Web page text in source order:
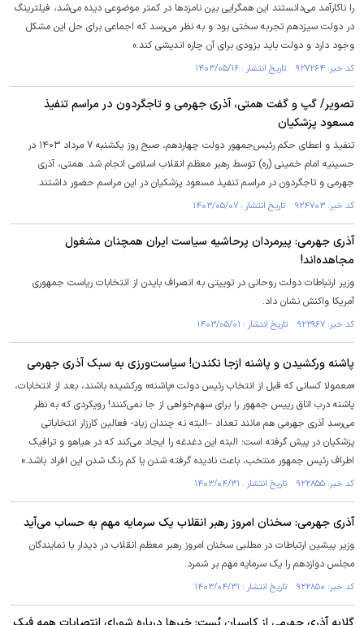
را ناکارآمد می‌دانستند این همگرایی بین نامزد‌ها در کمتر موضوعی دیده می‌شد، فیلترینگ
در دولت سیزدهم تجربه سختی بود و به نظر می‌رسد که اجماعی برای حل این مشکل
وجود دارد و دولت باید بزودی برای آن چاره اندیشی کند.»
کد خبر: ۹۲۷۲۶۴ تاریخ انتشار : ۱۴۰۳/۰۵/۱۶
تصویر/ گپ و گفت همتی، آذری جهرمی و تاجگردون در مراسم تنفیذ
مسعود پزشکیان
تنفیذ و اعطای حکم رئیس‌جمهور دولت چهاردهم، صبح روز یکشنبه ۷ مرداد ۱۴۰۳ در
حسینیه امام خمینی (ره) توسط رهبر معظم انقلاب اسلامی انجام شد. همتی، آذری
جهرمی و تاجگردون در مراسم تنفیذ مسعود پزشکیان در این مراسم حضور داشتند.
کد خبر: ۹۲۴۷۰۳ تاریخ انتشار : ۱۴۰۳/۰۵/۰۷
آذری جهرمی: پیرمردان پرحاشیه سیاست ایران همچنان مشغول
مجاهده‌اند!
وزیر ارتباطات دولت روحانی در توییتی به انصراف بایدن از انتخابات ریاست جمهوری
آمریکا واکنش نشان داد.
کد خبر: ۹۲۲۹۶۷ تاریخ انتشار : ۱۴۰۳/۰۵/۰۱
پاشنه ورکشیدن و پاشنه ازجا نکندن! سیاست‌ورزی به سبک آذری جهرمی
«معمولا کسانی که قبل از انتخاب رئیس دولت «پاشنه» ورکشیده باشند، بعد از انتخابات،
پاشنه درب اتاق رییس جمهور را برای سهم‌خواهی از جا نمی‌کنند! رویکردی که به نظر
می‌رسد آذری جهرمی هم مانند تعداد –البته نه چندان زیاد- فعالین کارزار انتخاباتی
پزشکیان در پیش گرفته است؛ البته این دغدغه را ایجاد می‌کند که در هیاهو و ترافیک
اطراف رئیس جمهور منتخب، باعث نادیده گرفته شدن یا کم رنگ شدن این افراد باشد.»
کد خبر: ۹۲۲۸۵۵ تاریخ انتشار : ۱۴۰۳/۰۴/۳۱
آذری جهرمی: سخنان امروز رهبر انقلاب یک سرمایه مهم به حساب می‌آید
وزیر پیشین ارتباطات در مطلبی سخنان امروز رهبر معظم انقلاب در دیدار با نمایندگان
مجلس دوازدهم را یک سرمایه مهم بر شمرد.
کد خبر: ۹۲۲۸۵۰ تاریخ انتشار : ۱۴۰۳/۰۴/۳۱